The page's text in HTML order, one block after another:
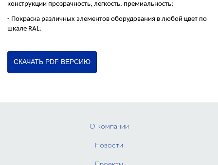
конструкции прозрачность, легкость, премиальность;
- Покраска различных элементов оборудования в любой цвет по
шкале RAL.
СКАЧАТЬ PDF ВЕРСИЮ
О компании
Новости